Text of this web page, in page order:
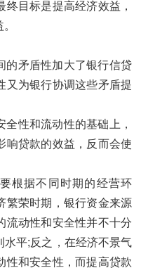
目标是提高经济效益，
的矛盾性加大了银行信贷
又为银行协调这些矛盾提
性和流动性的基础上，
响贷款的效益，反而会使
根据不同时期的经营环
繁荣时期，银行资金来源
流动性和安全性并不十分
水平;反之，在经济不景气
性和安全性，而提高贷款